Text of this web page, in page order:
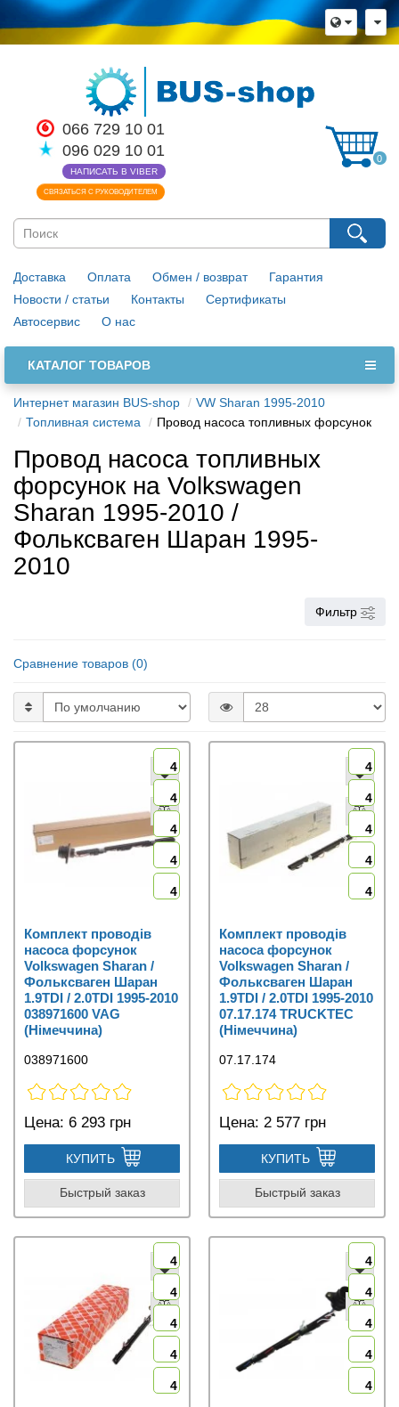
066 729 10 01
096 029 10 01
НАПИСАТЬ В VIBER
СВЯЗАТЬСЯ С РУКОВОДИТЕЛЕМ
0
Доставка Оплата Обмен / возврат
Гарантия
Новости / статьи
Контакты
Сертификаты
Автосервис
О нас
КАТАЛОГ ТОВАРОВ
Интернет магазин BUS-shop
VW Sharan 1995-2010
Топливная система
Провод насоса топливных форсунок
Провод насоса топливных
форсунок на Volkswagen
Sharan 1995-2010 /
Фольксваген Шаран 1995-
2010
Фильтр
Сравнение товаров (0)
4
4
4
4
4
Комплект проводів
насоса форсунок
Volkswagen Sharan /
Фольксваген Шаран
1.9TDI / 2.0TDI 1995-2010
038971600 VAG
(Німеччина)
038971600
Цена: 6 293 грн
КУПИТЬ
Быстрый заказ
4
4
4
4
4
Комплект проводів
насоса форсунок
Volkswagen Sharan /
Фольксваген Шаран
1.9TDI / 2.0TDI 1995-2010
07.17.174 TRUCKTEC
(Німеччина)
07.17.174
Цена: 2 577 грн
КУПИТЬ
Быстрый заказ
4
4
4
4
4
4
4
4
4
4